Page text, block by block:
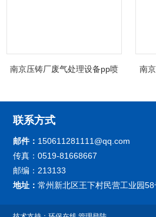
南京压铸厂废气处理设备pp喷
南
联系方式
邮件： 150611281111@qq.com
传真：0519-81668667
邮编：213133
地址：常州新北区王下村民营工业园58